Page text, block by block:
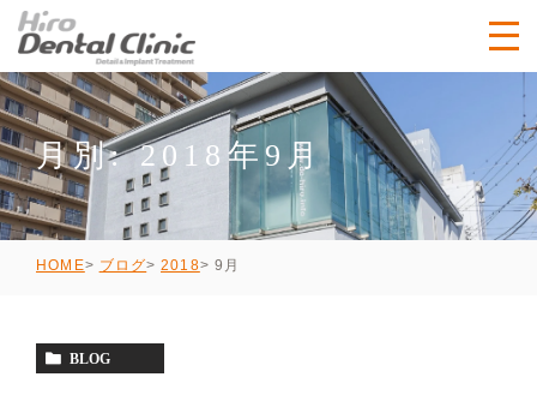
月別: 2018年9月
HOME ブログ 2018 9月
BLOG